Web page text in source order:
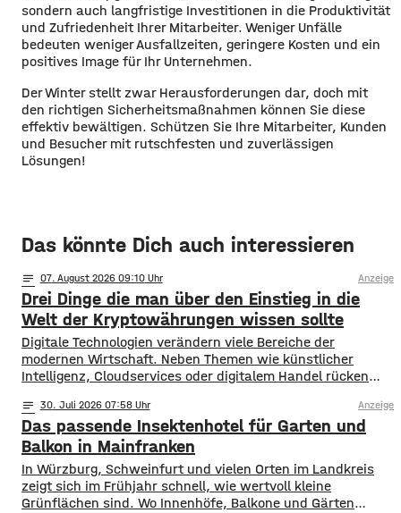
sondern auch langfristige Investitionen in die Produktivität
und Zufriedenheit Ihrer Mitarbeiter. Weniger Unfälle
bedeuten weniger Ausfallzeiten, geringere Kosten und ein
positives Image für Ihr Unternehmen.
Der Winter stellt zwar Herausforderungen dar, doch mit
den richtigen Sicherheitsmaßnahmen können Sie diese
effektiv bewältigen. Schützen Sie Ihre Mitarbeiter, Kunden
und Besucher mit rutschfesten und zuverlässigen
Lösungen!
Das könnte Dich auch interessieren
notes 07. August 2026 09:10 Anzeige
Drei Dinge die man über den Einstieg in die
Welt der Kryptowährungen wissen sollte
Digitale Technologien verändern viele Bereiche der
modernen Wirtschaft. Neben Themen wie künstlicher
Intelligenz, Cloudservices oder digitalem Handel rücken
öffentlicher Diskussionen. Was einst als Nischenthema
innerhalb technischer Communities begann, ist
inzwischen zu einem globalen Phänomen geworden.
Medien, Unternehmen und Forschungseinrichtungen
beschäftigen sich zunehmend mit der Frage, welche Rolle
digitale
notes 30. Juli 2026 07:58 Anzeige
Das passende Insektenhotel für Garten und
Balkon in Mainfranken
In Würzburg, Schweinfurt und vielen Orten im Landkreis
zeigt sich im Frühjahr schnell, wie wertvoll kleine
Grünflächen sind. Wo Innenhöfe, Balkone und Gärten